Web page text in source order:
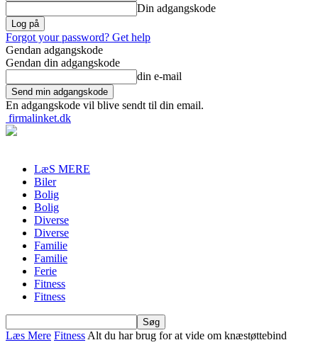
Din adgangskode
Forgot your password? Get help
Gendan adgangskode
Gendan din adgangskode
din e-mail
En adgangskode vil blive sendt til din email.
firmalinket.dk
LæS MERE
Biler
Bolig
Bolig
Diverse
Diverse
Familie
Familie
Ferie
Fitness
Fitness
Læs Mere Fitness Alt du har brug for at vide om knæstøttebind